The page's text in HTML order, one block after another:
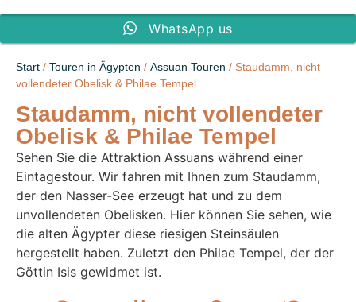
WhatsApp us
Start / Touren in Ägypten / Assuan Touren / Staudamm, nicht
vollendeter Obelisk & Philae Tempel
Staudamm, nicht vollendeter
Obelisk & Philae Tempel
Sehen Sie die Attraktion Assuans während einer
Eintagestour. Wir fahren mit Ihnen zum Staudamm,
der den Nasser-See erzeugt hat und zu dem
unvollendeten Obelisken. Hier können Sie sehen, wie
die alten Ägypter diese riesigen Steinsäulen
hergestellt haben. Zuletzt den Philae Tempel, der der
Göttin Isis gewidmet ist.